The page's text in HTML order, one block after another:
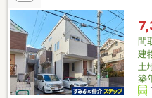
間
建
土
築